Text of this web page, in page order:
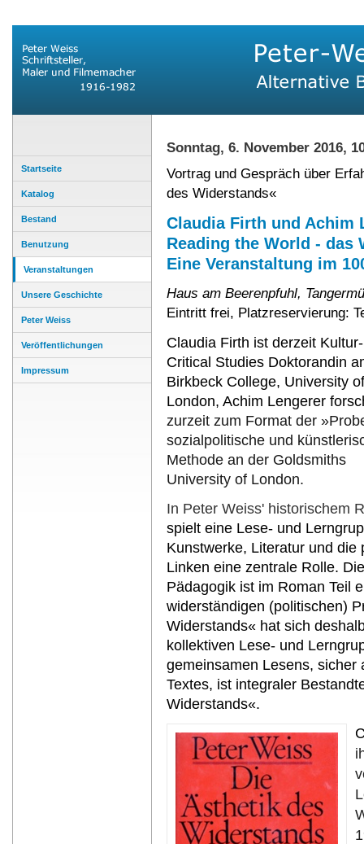
Startseite
Katalog
Bestand
Benutzung
Veranstaltungen
Unsere Geschichte
Peter Weiss
Veröffentlichungen
Impressum
Sonntag, 6. November 2016,
Vortrag und Gespräch über
des Widerstands«
Claudia Firth und Achim
Reading the World - das
Eine Veranstaltung im
Haus am Beerenpfuhl,
Eintritt frei, Platzreservierung:
Claudia Firth ist derzeit
Critical Studies Doktorandin
Birkbeck College, University of
London, Achim Lengerer
zurzeit zum Format der
sozialpolitische und
Methode an der Goldsmiths
University of London.
In Peter Weiss' historischem
spielt eine Lese- und
Kunstwerke, Literatur und
Linken eine zentrale Rolle.
Pädagogik ist im Roman Teil
widerständigen (politischen)
Widerstands« hat sich
kollektiven Lese- und
gemeinsamen Lesens,
Textes, ist integraler
Widerstands«.